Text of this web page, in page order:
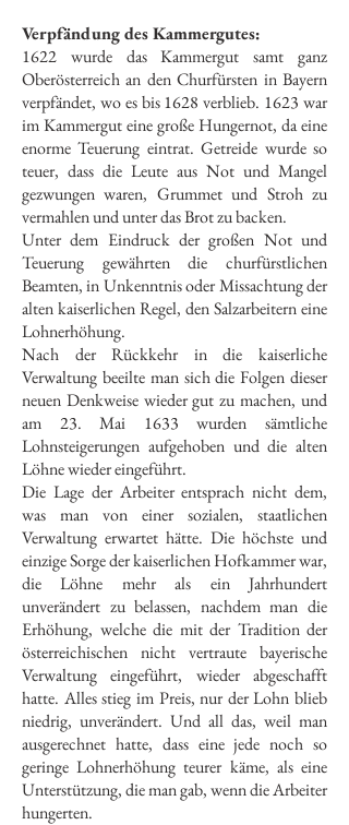
Verpfändung des Kammergutes:
1622 wurde das Kammergut samt ganz
Oberösterreich an den Churfürsten in Bayern
verpfändet, wo es bis 1628 verblieb. 1623 war
im Kammergut eine große Hungernot, da eine
enorme Teuerung eintrat. Getreide wurde so
teuer, dass die Leute aus Not und Mangel
gezwungen waren, Grummet und Stroh zu
vermahlen und unter das Brot zu backen.
Unter dem Eindruck der großen Not und
Teuerung gewährten die churfürstlichen
Beamten, in Unkenntnis oder Missachtung der
alten kaiserlichen Regel, den Salzarbeitern eine
Lohnerhöhung.
Nach der Rückkehr in die kaiserliche
Verwaltung beeilte man sich die Folgen dieser
neuen Denkweise wieder gut zu machen, und
am 23. Mai 1633 wurden sämtliche
Lohnsteigerungen aufgehoben und die alten
Löhne wieder eingeführt.
Die Lage der Arbeiter entsprach nicht dem,
was man von einer sozialen, staatlichen
Verwaltung erwartet hätte. Die höchste und
einzige Sorge der kaiserlichen Hofkammer war,
die Löhne mehr als ein Jahrhundert
unverändert zu belassen, nachdem man die
Erhöhung, welche die mit der Tradition der
österreichischen nicht vertraute bayerische
Verwaltung eingeführt, wieder abgeschafft
hatte. Alles stieg im Preis, nur der Lohn blieb
niedrig, unverändert. Und all das, weil man
ausgerechnet hatte, dass eine jede noch so
geringe Lohnerhöhung teurer käme, als eine
Unterstützung, die man gab, wenn die Arbeiter
hungerten.